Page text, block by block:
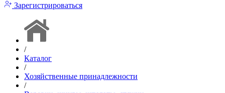
Зарегистрироваться
/
Каталог
/
Хозяйственные принадлежности
/